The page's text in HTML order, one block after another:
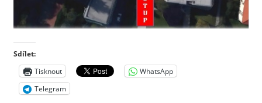
Sdílet:
Tisknout
WhatsApp
Telegram